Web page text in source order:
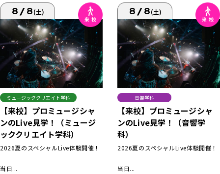
8/8(土)
ミュージッククリエイト学科
【来校】プロミュージシャ
ンのLive見学！（ミュージ
ッククリエイト学科）
2026夏のスペシャルLive体験開催！
当日...
8/8(土)
音響学科
【来校】プロミュージシャ
ンのLive見学！（音響学
科）
2026夏のスペシャルLive体験開催！
当日...